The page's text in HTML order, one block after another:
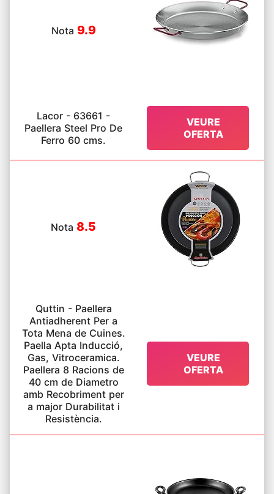
Nota 9.9
Lacor - 63661 -
Paellera Steel Pro De
Ferro 60 cms.
VEURE
OFERTA
Nota 8.5
Quttin - Paellera
Antiadherent Per a
Tota Mena de Cuines.
Paella Apta Inducció,
Gas, Vitroceramica.
Paellera 8 Racions de
40 cm de Diametro
amb Recobriment per
a major Durabilitat i
Resistència.
VEURE
OFERTA